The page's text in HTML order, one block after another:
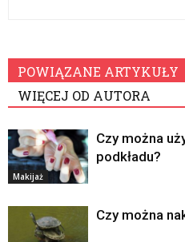
POWIĄZANE ARTYKUŁY
WIĘCEJ OD AUTORA
Makijaż
Czy można
podkładu?
Czy można